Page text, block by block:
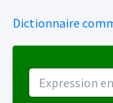
Dictionnaire